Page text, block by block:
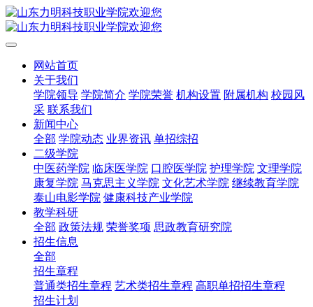
网站首页
关于我们
学院领导 学院简介 学院荣誉 机构设置 附属机构 校园风
采 联系我们
新闻中心
全部 学院动态 业界资讯 单招综招
二级学院
中医药学院 临床医学院 口腔医学院 护理学院 文理学院
康复学院 马克思主义学院 文化艺术学院 继续教育学院
泰山电影学院 健康科技产业学院
教学科研
全部 政策法规 荣誉奖项 思政教育研究院
招生信息
全部
招生章程
普通类招生章程 艺术类招生章程 高职单招招生章程
招生计划